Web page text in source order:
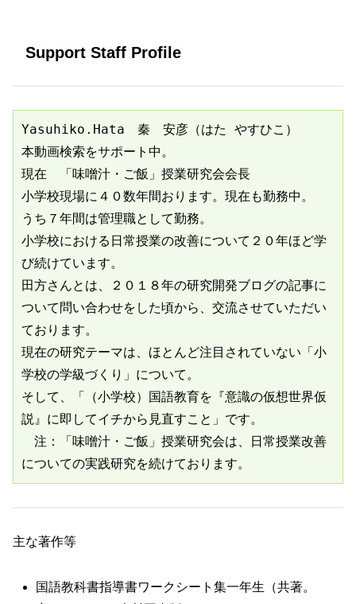
Support Staff Profile
Yasuhiko.Hata　秦　安彦（はた やすひこ）
本動画検索をサポート中。
現在　「味噌汁・ご飯」授業研究会会長
小学校現場に４０数年間おります。現在も勤務中。
うち７年間は管理職として勤務。
小学校における日常授業の改善について２０年ほど学
び続けています。
田方さんとは、２０１８年の研究開発ブログの記事に
ついて問い合わせをした頃から、交流させていただい
ております。
現在の研究テーマは、ほとんど注目されていない「小
学校の学級づくり」について。
そして、「（小学校）国語教育を『意識の仮想世界仮
説』に即してイチから見直すこと」です。
注：「味噌汁・ご飯」授業研究会は、日常授業改善
についての実践研究を続けております。
主な著作等
国語教科書指導書ワークシート集一年生（共著。